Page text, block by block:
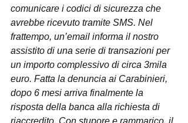
comunicare i codici di sicurezza che
avrebbe ricevuto tramite SMS. Nel
frattempo, un’email informa il nostro
assistito di una serie di transazioni per
un importo complessivo di circa 3mila
euro. Fatta la denuncia ai Carabinieri,
dopo 6 mesi arriva finalmente la
risposta della banca alla richiesta di
riaccredito. Con stupore e rammarico, il